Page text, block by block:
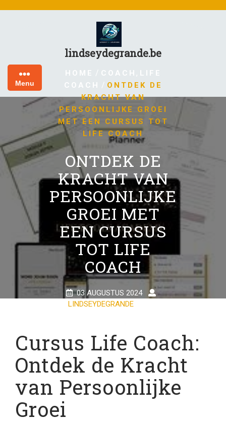
lindseydegrande.be
Menu
HOME / COACH , LIFE
COACH / ONTDEK DE
KRACHT VAN
PERSOONLIJKE GROEI
MET EEN CURSUS TOT
LIFE COACH
ONTDEK DE
KRACHT VAN
PERSOONLIJKE
GROEI MET
EEN CURSUS
TOT LIFE
COACH
03 AUGUSTUS 2024
LINDSEYDEGRANDE
Cursus Life Coach:
Ontdek de Kracht
van Persoonlijke
Groei